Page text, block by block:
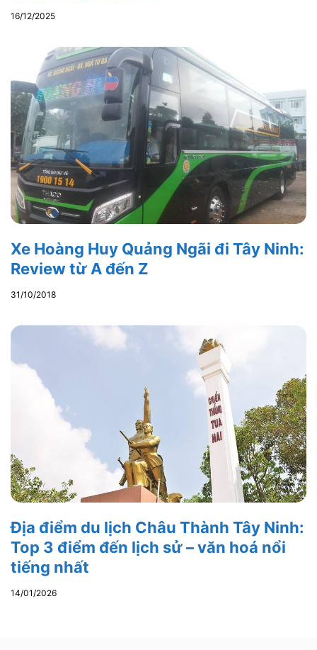
16/12/2025
Xe Hoàng Huy Quảng Ngãi đi Tây Ninh:
Review từ A đến Z
31/10/2018
Địa điểm du lịch Châu Thành Tây Ninh:
Top 3 điểm đến lịch sử – văn hoá nổi
tiếng nhất
14/01/2026